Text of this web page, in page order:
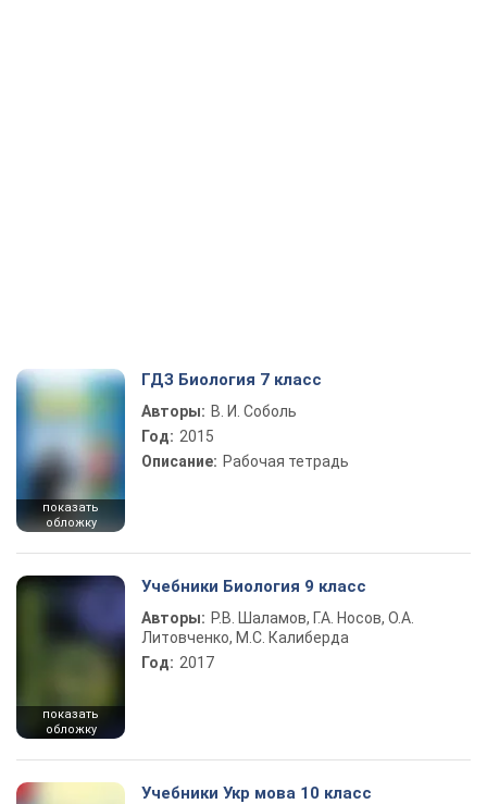
показать
обложку
ГДЗ Биология 7 класс
Авторы: В. И. Соболь
Год: 2015
Описание: Рабочая тетрадь
показать
обложку
Учебники Биология 9 класс
Авторы: Р.В. Шаламов, Г.А. Носов, О.А.
Литовченко, М.С. Калиберда
Год: 2017
Учебники Укр мова 10 класс